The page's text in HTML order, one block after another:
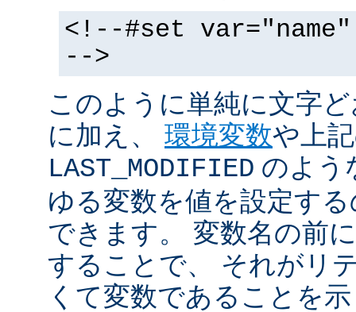
<!--#set
-->
このように単純に文字
に加え、 環境変数や上
LAST_MODIFIED のよう
ゆる変数を値を設定す
できます。 変数名の前
することで、 それがリ
くて変数であることを